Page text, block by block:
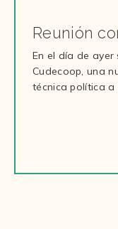
Reunión
En el día de ayer
Cudecoop, una
técnica política a